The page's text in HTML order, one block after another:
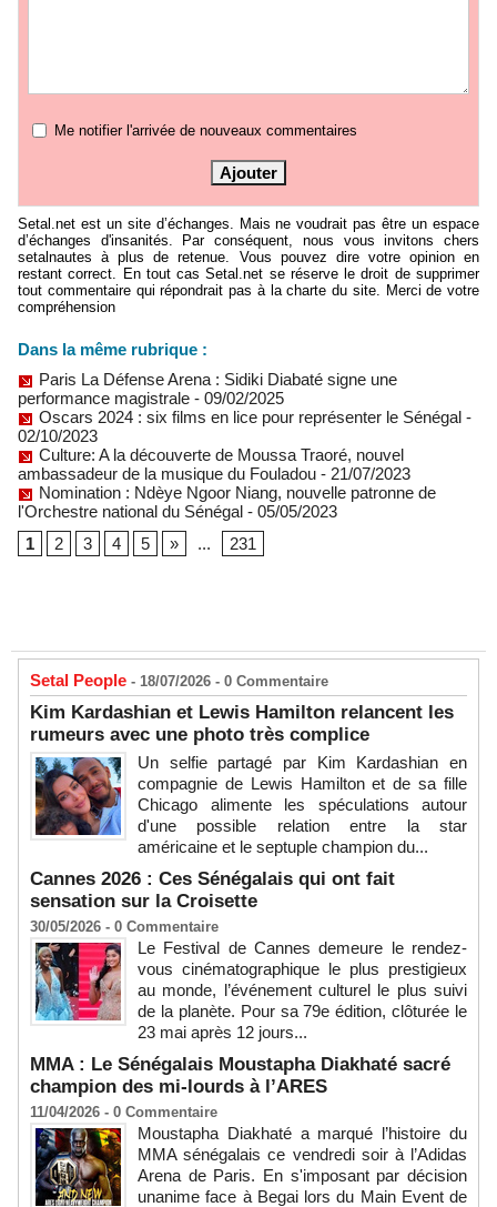
Me notifier l'arrivée de nouveaux commentaires
Setal.net est un site d’échanges. Mais ne voudrait pas être un espace
d’échanges d'insanités. Par conséquent, nous vous invitons chers
setalnautes à plus de retenue. Vous pouvez dire votre opinion en
restant correct. En tout cas Setal.net se réserve le droit de supprimer
tout commentaire qui répondrait pas à la charte du site. Merci de votre
compréhension
Dans la même rubrique :
Paris La Défense Arena : Sidiki Diabaté signe une
performance magistrale - 09/02/2025
Oscars 2024 : six films en lice pour représenter le Sénégal -
02/10/2023
Culture: A la découverte de Moussa Traoré, nouvel
ambassadeur de la musique du Fouladou - 21/07/2023
Nomination : Ndèye Ngoor Niang, nouvelle patronne de
l'Orchestre national du Sénégal - 05/05/2023
1
2 3 4 5 » ... 231
Setal People - 18/07/2026 - 0 Commentaire
Kim Kardashian et Lewis Hamilton relancent les
rumeurs avec une photo très complice
Un selfie partagé par Kim Kardashian en
compagnie de Lewis Hamilton et de sa fille
Chicago alimente les spéculations autour
d'une possible relation entre la star
américaine et le septuple champion du...
Cannes 2026 : Ces Sénégalais qui ont fait
sensation sur la Croisette
30/05/2026 - 0 Commentaire
Le Festival de Cannes demeure le rendez-
vous cinématographique le plus prestigieux
au monde, l’événement culturel le plus suivi
de la planète. Pour sa 79e édition, clôturée le
23 mai après 12 jours...
MMA : Le Sénégalais Moustapha Diakhaté sacré
champion des mi-lourds à l’ARES
11/04/2026 - 0 Commentaire
Moustapha Diakhaté a marqué l’histoire du
MMA sénégalais ce vendredi soir à l’Adidas
Arena de Paris. En s'imposant par décision
unanime face à Begai lors du Main Event de